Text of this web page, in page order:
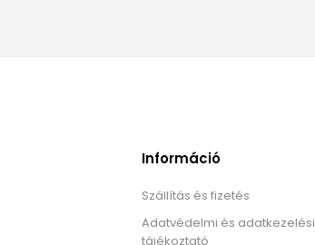
Információ
Szállítás és fizetés
Adatvédelmi és adatkezelési
tájékoztató